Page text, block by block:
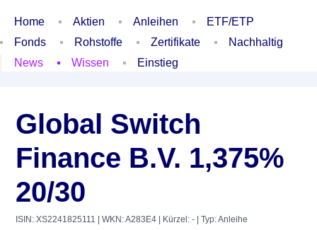
Home Aktien Anleihen
ETF/ETP
Fonds
Rohstoffe Zertifikate
Nachhaltig
News
Wissen Einstieg
Global Switch
Finance B.V. 1,375%
20/30
ISIN: XS2241825111 | WKN: A283E4 | Kürzel: - | Typ: Anleihe